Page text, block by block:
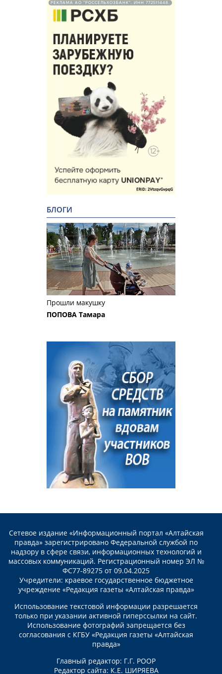
РЕКЛАМА АО "РОССЕЛЬХОЗБАНК". ИНН 772511448.
БЛОГИ
Прошли макушку
ПОПОВА Тамара
Сетевое издание «Информационный портал «Алтайская
правда» зарегистрировано Федеральной службой по
надзору в сфере связи, информационных технологий и
массовых коммуникаций. Регистрационный номер ЭЛ №
ФС77-89275 от 09.04.2025
Учредители: краевое государственное бюджетное
учреждение «Редакция газеты «Алтайская правда»
Использование текстовой информации разрешается
только при указании активной гиперссылки на сайт.
Использование фотографий запрещается без
согласования с КГБУ «Редакция газеты «Алтайская
правда»
Главный редактор: Г.Г. РООР
Редактор сайта: К.Е. ШИРЯЕВА